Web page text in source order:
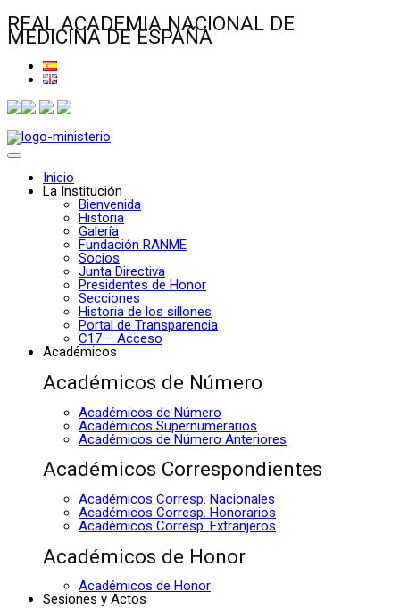
REAL ACADEMIA NACIONAL DE
MEDICINA DE ESPAÑA
Inicio
La Institución
Bienvenida
Historia
Galería
Fundación RANME
Socios
Junta Directiva
Presidentes de Honor
Secciones
Historia de los sillones
Portal de Transparencia
C17 – Acceso
Académicos
Académicos de Número
Académicos de Número
Académicos Supernumerarios
Académicos de Número Anteriores
Académicos Correspondientes
Académicos Corresp. Nacionales
Académicos Corresp. Honorarios
Académicos Corresp. Extranjeros
Académicos de Honor
Académicos de Honor
Sesiones y Actos